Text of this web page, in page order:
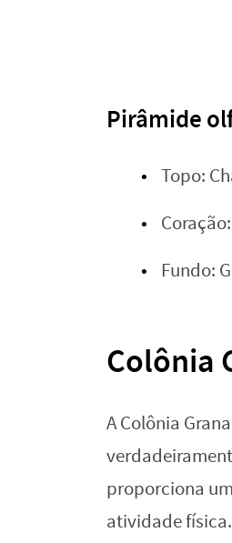
Pirâmide
Topo:
Fundo:
Colônia
A Colônia
proporciona
atividade física.